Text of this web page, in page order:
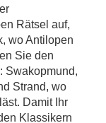
Rätsel auf,
wo Antilopen
Sie den
Swakopmund,
Strand, wo
Damit Ihr
Klassikern